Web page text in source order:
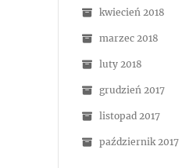
kwiecień 2018
marzec 2018
luty 2018
grudzień 2017
listopad 2017
październik 2017